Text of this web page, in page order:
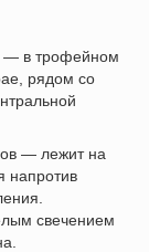
— в трофейном
рядом со
— лежит на
напротив
свечением